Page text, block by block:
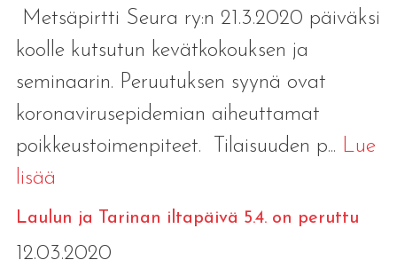
Metsäpirtti Seura ry:n 21.3.2020 päiväksi
koolle kutsutun kevätkokouksen ja
seminaarin. Peruutuksen syynä ovat
koronavirusepidemian aiheuttamat
poikkeustoimenpiteet. Tilaisuuden p... Lue
lisää
Laulun ja Tarinan iltapäivä 5.4. on peruttu
12.03.2020